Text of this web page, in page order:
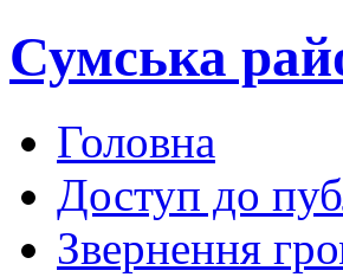
Сумська
Головна
Доступ до
Звернення